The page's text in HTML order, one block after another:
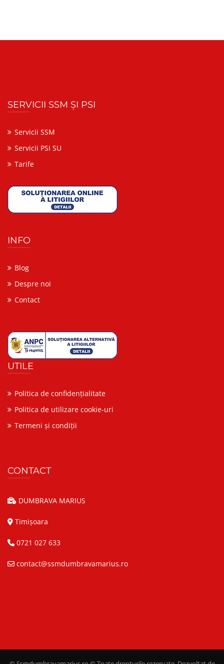
SERVICII SSM ȘI PSI
Servicii SSM
Servicii PSI SU
Tarife
INFO
Blog
Despre noi
Contact
UTILE
Politica de confidențialitate
Politica de utilizare cookie-uri
Termeni și condiții
CONTACT
DUMBRAVA MARIUS
Timișoara
0721 027 633
contact@ssmdumbravamarius.ro